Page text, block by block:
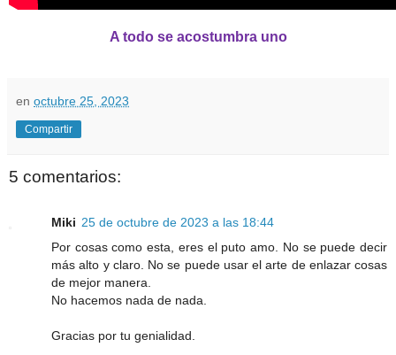
A todo se acostumbra uno
en octubre 25, 2023
Compartir
5 comentarios:
Miki 25 de octubre de 2023 a las 18:44
Por cosas como esta, eres el puto amo. No se puede decir
más alto y claro. No se puede usar el arte de enlazar cosas
de mejor manera.
No hacemos nada de nada.
Gracias por tu genialidad.